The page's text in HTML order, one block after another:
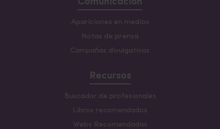
Apariciones en medios
Notas de prensa
Campañas divulgativas
Recursos
Buscador de profesionales
Libros recomendados
Webs Recomendadas